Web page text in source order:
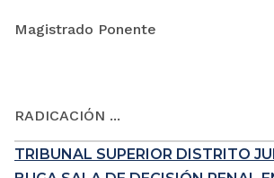
Magistrado Ponente
RADICACIÓN ...
TRIBUNAL SUPERIOR DISTRITO